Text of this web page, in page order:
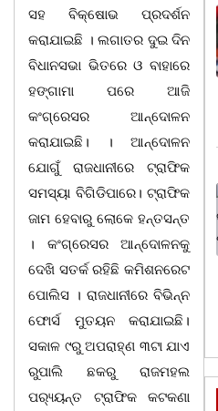
ସହ ବିକ୍ଷୋଭ ପ୍ରଦର୍ଶନ
କରାଯାଇଛି । ଲଗାତର ଦୁଇ ଦିନ
ବିଧାନସଭା ଭିତରେ ଓ ବାହାରେ
ହଙ୍ଗାମା ପରେ ଆଜି
କଂଗ୍ରେସର ଆନ୍ଦୋଳନ
କରାଯାଇଛି। । ଆନ୍ଦୋଳନ
ଯୋଗୁଁ ରାଜଧାନୀରେ ଟ୍ରାଫିକ
ସମସ୍ୟା ବିଗିଡିପାରେ। ଟ୍ରାଫିକ
ଜାମ ହେବାରୁ ଲୋକେ ହନ୍ତସନ୍ତ
। କଂଗ୍ରେସର ଆନ୍ଦୋଳନକୁ
ଦେଖି ସତର୍କ ରହିଛି କମିଶନରେଟ
ପୋଲିସ । ରାଜଧାନୀରେ ବିଭିନ୍ନ
ଫୋର୍ସ ମୁତୟନ କରାଯାଇଛି।
ସକାଳ ୯ରୁ ଅପରାହ୍ଣ ୩ଟା ଯାଏ
ରୁପାଲି ଛକରୁ ରାଜମହଲ
ପର‌୍ୟ୍ୟନ୍ତ ଟ୍ରାଫିକ କଟକଣା